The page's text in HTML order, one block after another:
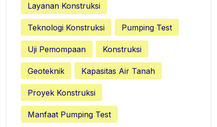
Layanan Konstruksi
Teknologi Konstruksi Pumping Test
Uji Pemompaan Konstruksi
Geoteknik Kapasitas Air Tanah
Proyek Konstruksi
Manfaat Pumping Test